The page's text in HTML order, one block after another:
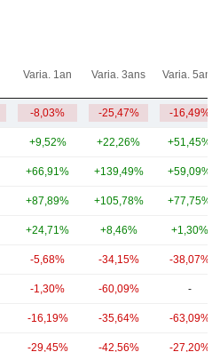
Varia. 1an Varia. 3ans Varia. 5ans
-8,03% -25,47% -16,49%
+9,52% +22,26% +51,45%
+66,91% +139,49% +59,09%
+87,89% +105,78% +77,75%
+24,71% +8,46% +1,30%
-5,68% -34,15% -38,07%
-1,30% -60,09% -
-16,19% -35,64% -63,09%
-29,45% -42,56% -27,20%